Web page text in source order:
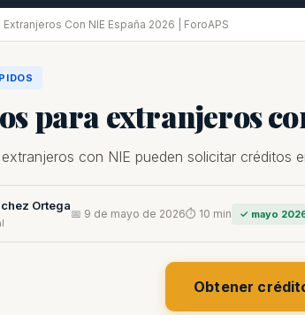
Con NIE España 2026 | ForoAPS
para extranjeros
extranjeros con NIE pueden solicitar créditos
Ortega
📅 9 de mayo de 2026⏱ 10 min ✓ mayo
Obtener